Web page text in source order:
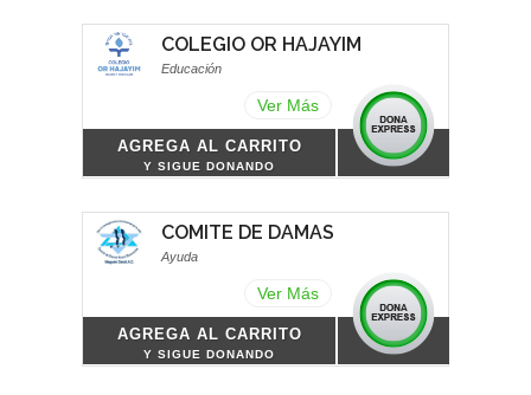
COLEGIO OR HAJAYIM
Educación
Ver Más
AGREGA AL CARRITO
Y SIGUE DONANDO
COMITE DE DAMAS
Ayuda
Ver Más
AGREGA AL CARRITO
Y SIGUE DONANDO